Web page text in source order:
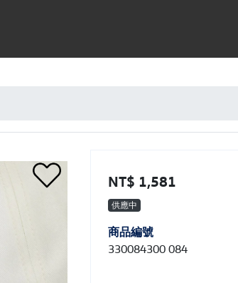
NT$ 1,581
供應中
商品編號
330084300 084